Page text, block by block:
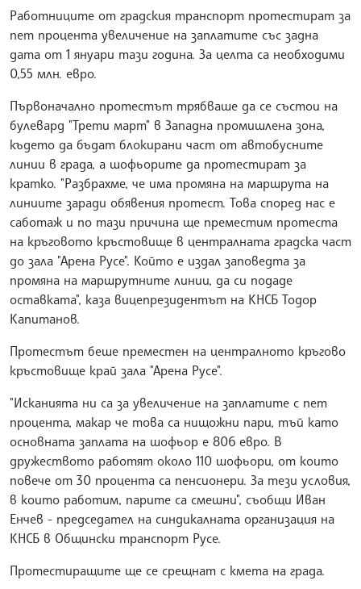
Работниците от градския транспорт протестират за
пет процента увеличение на заплатите със задна
дата от 1 януари тази година. За целта са необходими
0,55 млн. евро.
Първоначално протестът трябваше да се състои на
булевард "Трети март" в Западна промишлена зона,
където да бъдат блокирани част от автобусните
линии в града, а шофьорите да протестират за
кратко. "Разбрахме, че има промяна на маршрута на
линиите заради обявения протест. Това според нас е
саботаж и по тази причина ще преместим протеста
на кръговото кръстовище в централната градска част
до зала "Арена Русе". Който е издал заповедта за
промяна на маршрутните линии, да си подаде
оставката", каза вицепрезидентът на КНСБ Тодор
Капитанов.
Протестът беше преместен на централното кръгово
кръстовище край зала "Арена Русе".
"Исканията ни са за увеличение на заплатите с пет
процента, макар че това са нищожни пари, тъй като
основната заплата на шофьор е 806 евро. В
дружеството работят около 110 шофьори, от които
повече от 30 процента са пенсионери. За тези условия,
в които работим, парите са смешни", съобщи Иван
Енчев - председател на синдикалната организация на
КНСБ в Общински транспорт Русе.
Протестиращите ще се срещнат с кмета на града.